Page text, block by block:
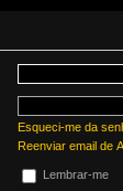
Esqueci-me da
Reenviar email de
Lembrar-me